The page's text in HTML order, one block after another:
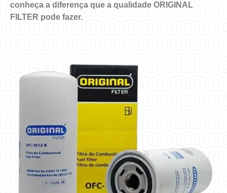
conheça a diferença que a qualidade ORIGINAL
FILTER pode fazer.